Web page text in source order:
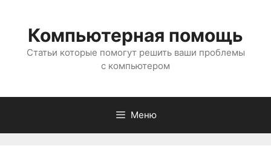
содержимому
Компьютерная помощь
Статьи которые помогут решить ваши проблемы
с компьютером
Меню